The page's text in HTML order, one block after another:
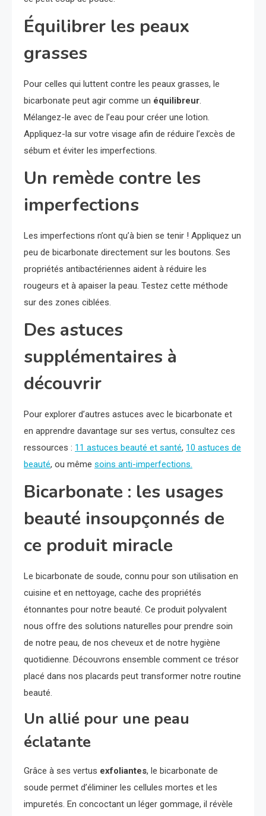
Équilibrer les peaux
grasses
Pour celles qui luttent contre les peaux grasses, le
bicarbonate peut agir comme un équilibreur.
Mélangez-le avec de l’eau pour créer une lotion.
Appliquez-la sur votre visage afin de réduire l’excès de
sébum et éviter les imperfections.
Un remède contre les
imperfections
Les imperfections n’ont qu’à bien se tenir ! Appliquez un
peu de bicarbonate directement sur les boutons. Ses
propriétés antibactériennes aident à réduire les
rougeurs et à apaiser la peau. Testez cette méthode
sur des zones ciblées.
Des astuces
supplémentaires à
découvrir
Pour explorer d’autres astuces avec le bicarbonate et
en apprendre davantage sur ses vertus, consultez ces
ressources : 11 astuces beauté et santé, 10 astuces de
beauté, ou même soins anti-imperfections.
Bicarbonate : les usages
beauté insoupçonnés de
ce produit miracle
Le bicarbonate de soude, connu pour son utilisation en
cuisine et en nettoyage, cache des propriétés
étonnantes pour notre beauté. Ce produit polyvalent
nous offre des solutions naturelles pour prendre soin
de notre peau, de nos cheveux et de notre hygiène
quotidienne. Découvrons ensemble comment ce trésor
placé dans nos placards peut transformer notre routine
beauté.
Un allié pour une peau
éclatante
Grâce à ses vertus exfoliantes, le bicarbonate de
soude permet d’éliminer les cellules mortes et les
impuretés. En concoctant un léger gommage, il révèle